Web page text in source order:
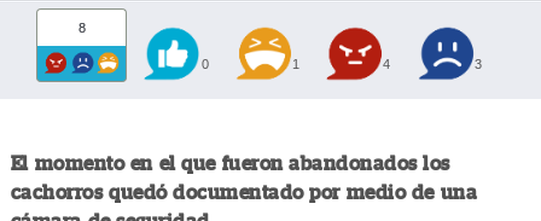
8
0 1 4 3
El momento en el que fueron abandonados los
cachorros quedó documentado por medio de una